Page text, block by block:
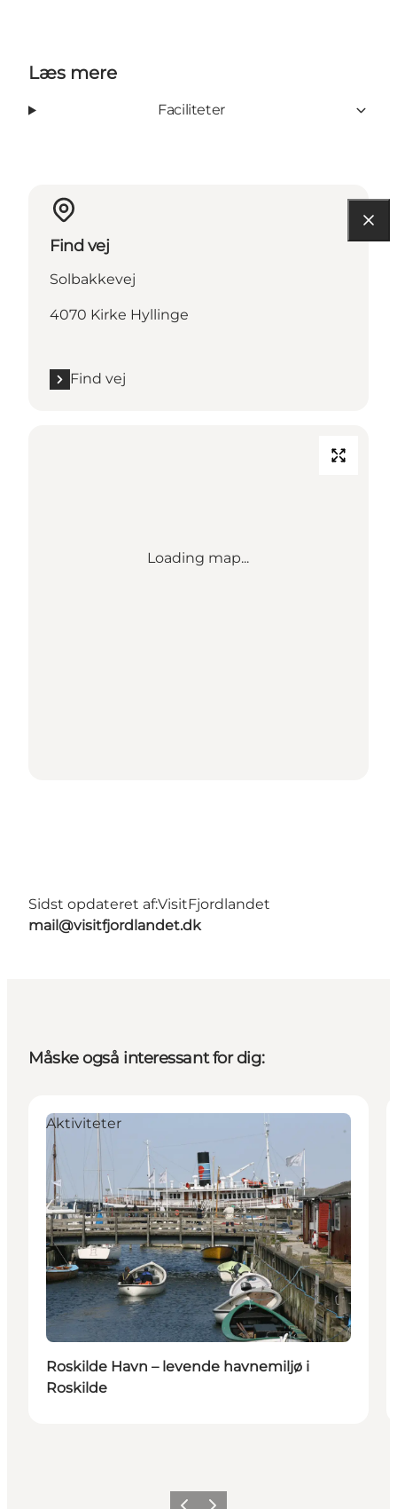
Læs mere
Faciliteter
Find vej
Solbakkevej
4070 Kirke Hyllinge
Find vej
Loading map...
Sidst opdateret af:VisitFjordlandet
mail@visitfjordlandet.dk
Måske også interessant for dig:
Aktiviteter
Roskilde Havn – levende havnemiljø i
Roskilde